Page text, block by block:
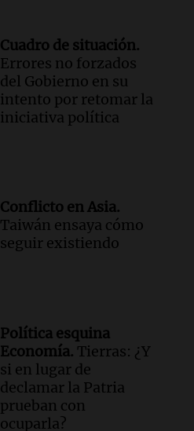
Cuadro de situación.
Errores no forzados
del Gobierno en su
intento por retomar la
iniciativa política
Conflicto en Asia.
Taiwán ensaya cómo
seguir existiendo
Política esquina
Economía. Tierras: ¿Y
si en lugar de
declamar la Patria
prueban con
ocuparla?